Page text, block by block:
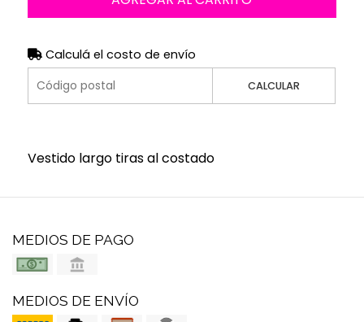
Calculá el costo de envío
CALCULAR
Vestido largo tiras al costado
MEDIOS DE PAGO
MEDIOS DE ENVÍO